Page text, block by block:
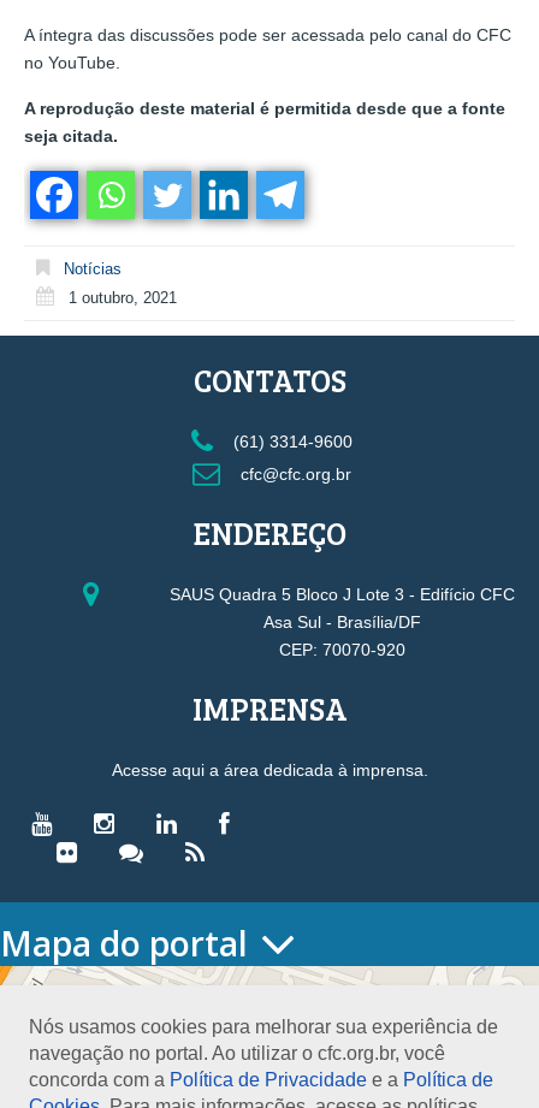
A íntegra das discussões pode ser acessada pelo canal do CFC
no YouTube.
A reprodução deste material é permitida desde que a fonte
seja citada.
Notícias
1 outubro, 2021
Nós usamos cookies para melhorar sua experiência de
navegação no portal. Ao utilizar o cfc.org.br, você
concorda com a Política de Privacidade e a Política de
CONTATOS
(61) 3314-9600
cfc@cfc.org.br
ENDEREÇO
SAUS Quadra 5 Bloco J Lote 3 - Edifício CFC
Asa Sul - Brasília/DF
CEP: 70070-920
IMPRENSA
Acesse aqui a área dedicada à imprensa.
Mapa do portal
HOME
Conselho Diretor
Nossa Sede
Planejamento